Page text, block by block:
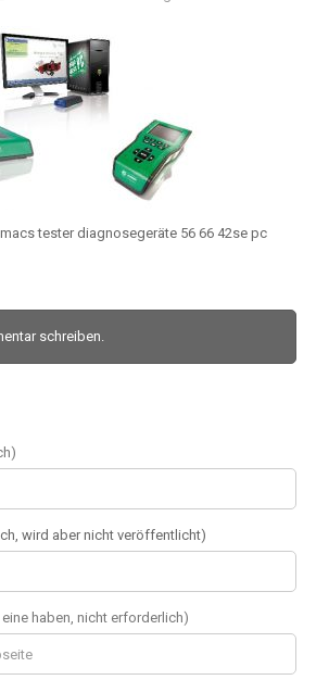
tester diagnosegeräte 56 66 42se pc
schreiben.
wird aber nicht veröffentlicht)
eine haben, nicht erforderlich)